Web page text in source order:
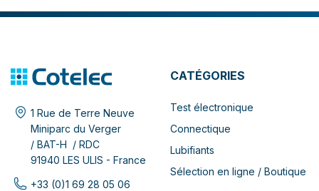
1 Rue de Terre Neuve
Miniparc du Verger
/ BAT-H / RDC
91940 LES ULIS - France
+33 (0)1 69 28 05 06
CATÉGORIES
Test électronique
Connectique
Lubifiants
Sélection en ligne / Boutique